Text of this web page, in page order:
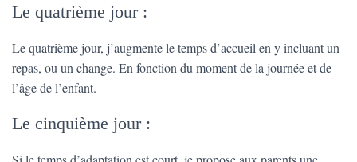
Le quatrième jour :
Le quatrième jour, j’augmente le temps d’accueil en y incluant un
repas, ou un change. En fonction du moment de la journée et de
l’âge de l’enfant.
Le cinquième jour :